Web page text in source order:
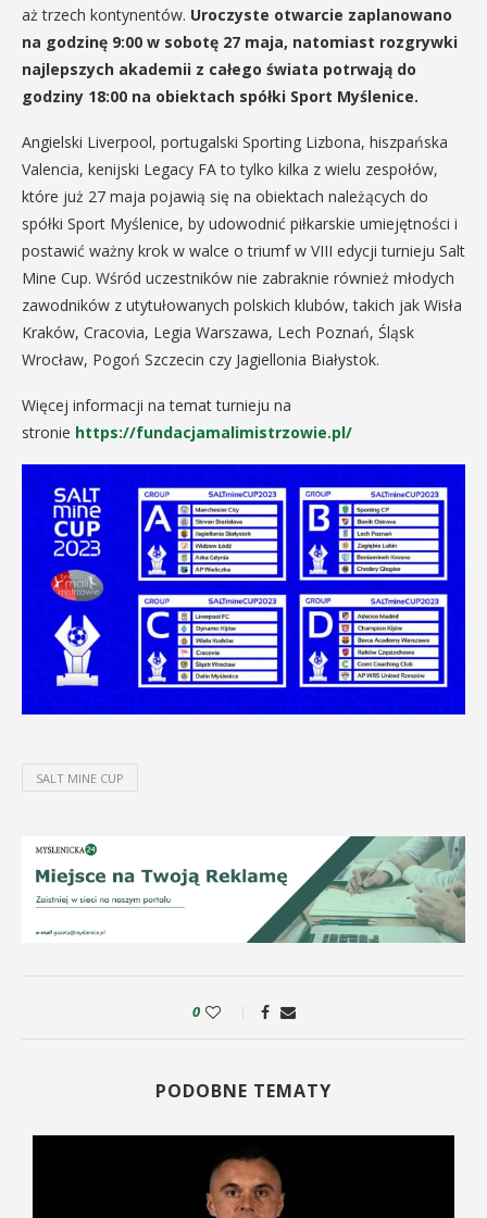
aż trzech kontynentów. Uroczyste otwarcie zaplanowano
na godzinę 9:00 w sobotę 27 maja, natomiast rozgrywki
najlepszych akademii z całego świata potrwają do
godziny 18:00 na obiektach spółki Sport Myślenice.
Angielski Liverpool, portugalski Sporting Lizbona, hiszpańska
Valencia, kenijski Legacy FA to tylko kilka z wielu zespołów,
które już 27 maja pojawią się na obiektach należących do
spółki Sport Myślenice, by udowodnić piłkarskie umiejętności i
postawić ważny krok w walce o triumf w VIII edycji turnieju Salt
Mine Cup. Wśród uczestników nie zabraknie również młodych
zawodników z utytułowanych polskich klubów, takich jak Wisła
Kraków, Cracovia, Legia Warszawa, Lech Poznań, Śląsk
Wrocław, Pogoń Szczecin czy Jagiellonia Białystok.
Więcej informacji na temat turnieju na
stronie https://fundacjamalimistrzowie.pl/
SALT MINE CUP
0
PODOBNE TEMATY